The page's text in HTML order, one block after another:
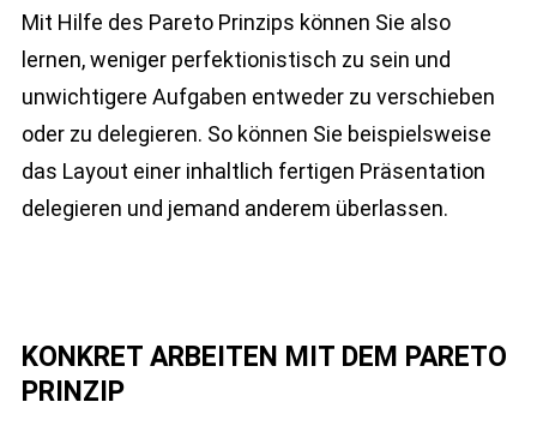
Mit Hilfe des Pareto Prinzips können Sie also
lernen, weniger perfektionistisch zu sein und
unwichtigere Aufgaben entweder zu verschieben
oder zu delegieren. So können Sie beispielsweise
das Layout einer inhaltlich fertigen Präsentation
delegieren und jemand anderem überlassen.
KONKRET ARBEITEN MIT DEM PARETO
PRINZIP